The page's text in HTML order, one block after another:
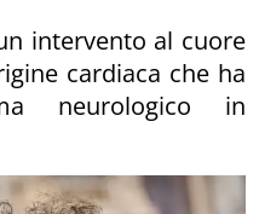
intervento al cuore
cardiaca che ha
neurologico in